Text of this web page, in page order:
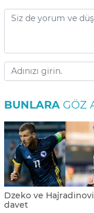
BUNLARA GÖZ
Dzeko ve
davet